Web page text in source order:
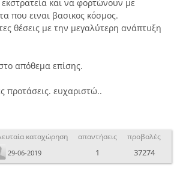
και να φορτώνουν με
που ειναι βασικος κόσμος.
θέσεις με την μεγαλύτερη ανάπτυξη
απόθεμα επίσης.
προτάσεις. ευχαριστώ..
καταχώρηση
29-06-2019
απαντήσεις
1
προβολές
37274